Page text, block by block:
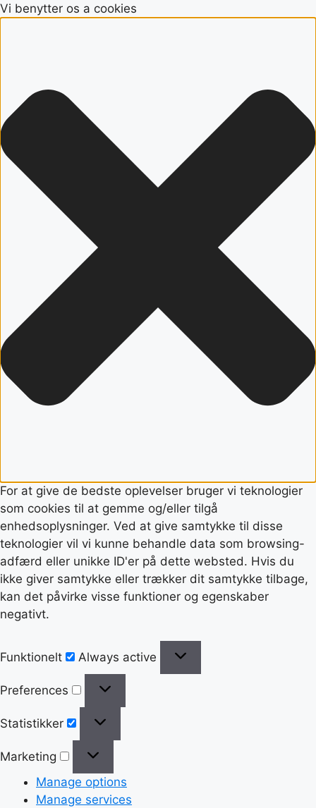
Vi benytter os a cookies
For at give de bedste oplevelser bruger vi teknologier
som cookies til at gemme og/eller tilgå
enhedsoplysninger. Ved at give samtykke til disse
teknologier vil vi kunne behandle data som browsing-
adfærd eller unikke ID'er på dette websted. Hvis du
ikke giver samtykke eller trækker dit samtykke tilbage,
kan det påvirke visse funktioner og egenskaber
negativt.
Funktionelt Always active
Preferences
Statistikker
Marketing
Manage options
Manage services